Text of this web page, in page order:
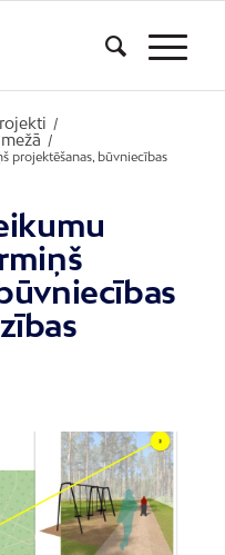
/
/
projektēšanas, būvniecības